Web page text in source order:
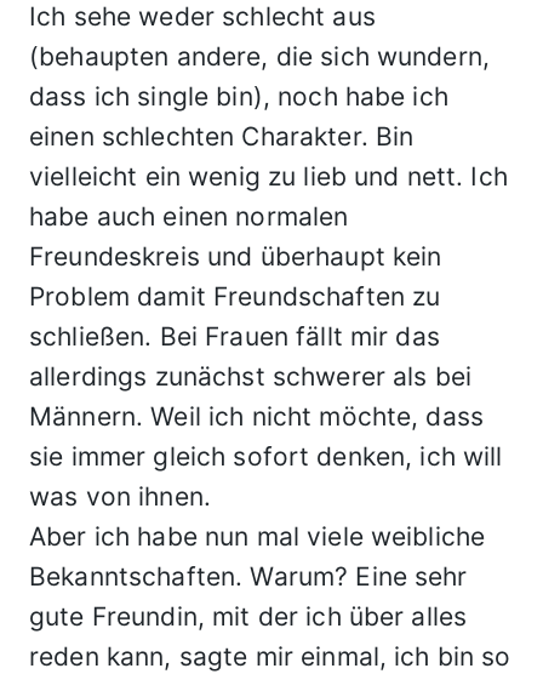
Ich sehe weder schlecht aus
(behaupten andere, die sich wundern,
dass ich single bin), noch habe ich
einen schlechten Charakter. Bin
vielleicht ein wenig zu lieb und nett. Ich
habe auch einen normalen
Freundeskreis und überhaupt kein
Problem damit Freundschaften zu
schließen. Bei Frauen fällt mir das
allerdings zunächst schwerer als bei
Männern. Weil ich nicht möchte, dass
sie immer gleich sofort denken, ich will
was von ihnen.
Aber ich habe nun mal viele weibliche
Bekanntschaften. Warum? Eine sehr
gute Freundin, mit der ich über alles
reden kann, sagte mir einmal, ich bin so